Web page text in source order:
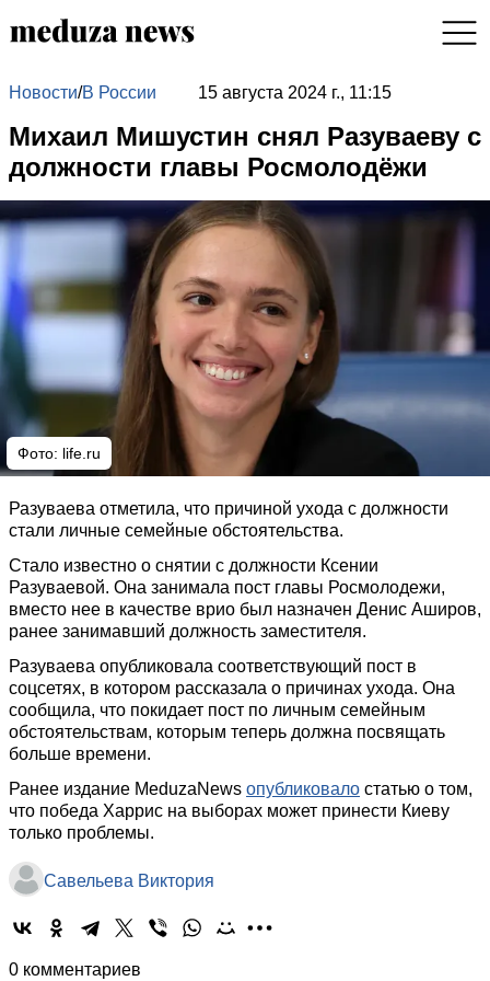
Новости/В России 15 августа 2024 г., 11:15
Михаил Мишустин снял Разуваеву с
должности главы Росмолодёжи
Фото: life.ru
Разуваева отметила, что причиной ухода с должности
стали личные семейные обстоятельства.
Стало известно о снятии с должности Ксении
Разуваевой. Она занимала пост главы Росмолодежи,
вместо нее в качестве врио был назначен Денис Аширов,
ранее занимавший должность заместителя.
Разуваева опубликовала соответствующий пост в
соцсетях, в котором рассказала о причинах ухода. Она
сообщила, что покидает пост по личным семейным
обстоятельствам, которым теперь должна посвящать
больше времени.
Ранее издание MeduzaNews опубликовало статью о том,
что победа Харрис на выборах может принести Киеву
только проблемы.
Савельева Виктория
0 комментариев